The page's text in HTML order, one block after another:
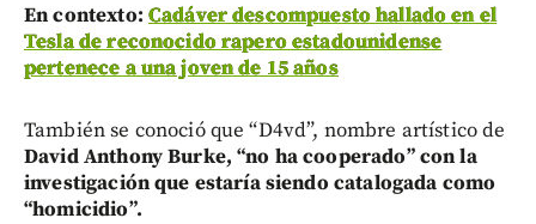
En contexto: Cadáver descompuesto hallado en el
Tesla de reconocido rapero estadounidense
pertenece a una joven de 15 años
También se conoció que “D4vd”, nombre artístico de
David Anthony Burke, “no ha cooperado” con la
investigación que estaría siendo catalogada como
“homicidio”.